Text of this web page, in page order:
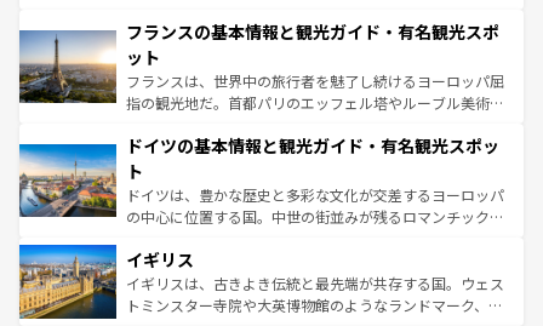
なお、新着のイタリア情報はコンテンツ一覧を参照してほ
しい。
文化が根付くこの国では、情熱的なフラメンコ、熱気あふ
れる闘牛、そして美味しいタパスが生活の一部となってい
る。首都マドリードの洗練された雰囲気や、バルセロナの
アートに溢れた街角から、地方では古代ローマ遺跡や中世
せる。地方によって風土や気候が異なるスペインはその個
ンテンツ一覧 を参照してほしい。
フランスの基本情報と観光ガイド・有名観光スポ
ット
フランスは、世界中の旅行者を魅了し続けるヨーロッパ屈
指の観光地だ。首都パリのエッフェル塔やルーブル美術館
で、幅広い魅力が詰まっている。華麗な宮殿、歴史的な大
聖堂、美しいビーチ、そして豊かな自然が、訪れる者を心
から魅了する。また、フランスは美食の国としても知ら
れ、フランス料理はユネスコ無形文化遺産にも登録されて
香り高いラベンダー畑など、多彩な楽しみ方が可能だ。さ
らに、パリ以外の地域にも魅力が溢れており、どの街角に
も豊かな歴史と文化が息づいている。パリ以外の個性あふ
ドイツの基本情報と観光ガイド・有名観光スポッ
ト
ドイツは、豊かな歴史と多彩な文化が交差するヨーロッパ
の中心に位置する国。中世の街並みが残るロマンチック街
顔を持つこの国は、どこを歩いても飽きることがない。ベ
ルリンの文化的活気、バイエルン州のアルプスの絶景、そ
してライン川沿いのワイン畑といった風景は必見。ビール
イギリス
イギリスは、古きよき伝統と最先端が共存する国。ウェス
トミンスター寺院や大英博物館のようなランドマーク、歴